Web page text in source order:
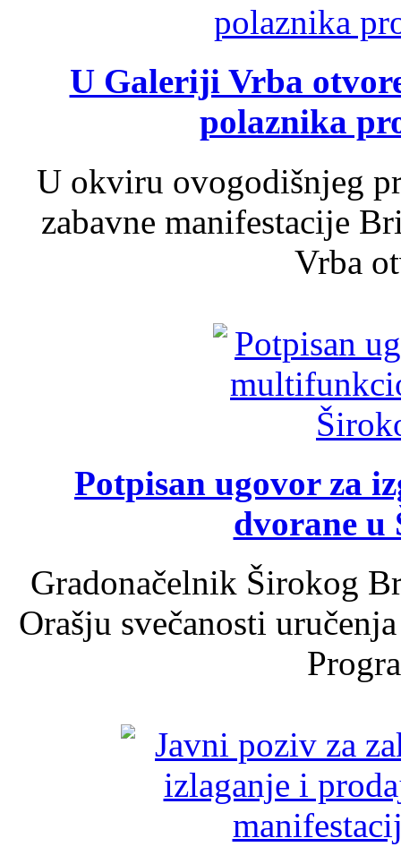
U Galeriji Vrba
polaznika
U okviru ovogodišnjeg
zabavne manifestacije
Vrba
Potpisan ugovor za
dvorane u
Gradonačelnik Širokog
Orašju svečanosti